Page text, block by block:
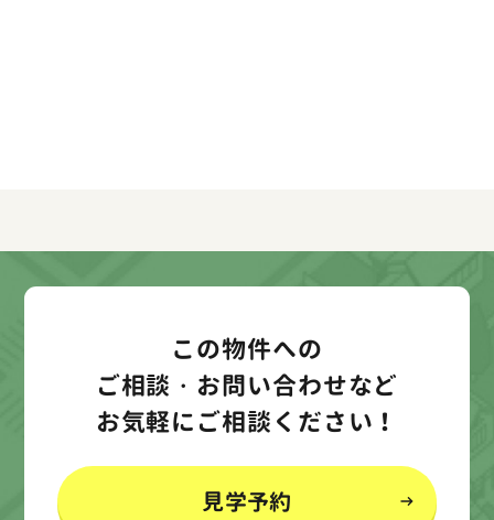
この物件への
ご相談・お問い合わせなど
お気軽にご相談ください！
見学予約